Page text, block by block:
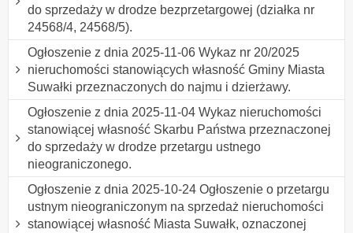
do sprzedaży w drodze bezprzetargowej (działka nr
24568/4, 24568/5).
Ogłoszenie z dnia 2025-11-06 Wykaz nr 20/2025
nieruchomości stanowiących własność Gminy Miasta
Suwałki przeznaczonych do najmu i dzierżawy.
Ogłoszenie z dnia 2025-11-04 Wykaz nieruchomości
stanowiącej własność Skarbu Państwa przeznaczonej
do sprzedaży w drodze przetargu ustnego
nieograniczonego.
Ogłoszenie z dnia 2025-10-24 Ogłoszenie o przetargu
ustnym nieograniczonym na sprzedaż nieruchomości
stanowiącej własność Miasta Suwałk, oznaczonej